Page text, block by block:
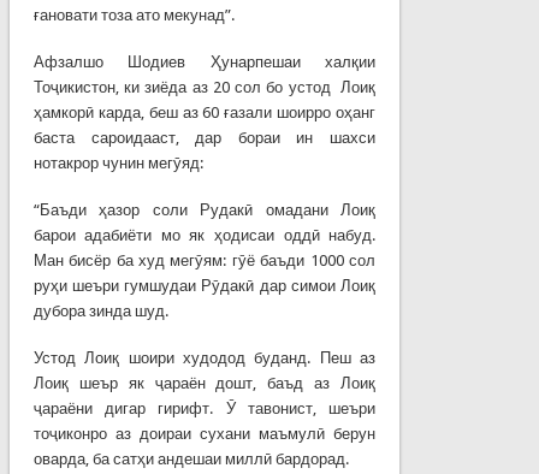
ғановати тоза ато мекунад”.
Афзалшо Шодиев Ҳунарпешаи халқии
Тоҷикистон, ки зиёда аз 20 сол бо устод Лоиқ
ҳамкорӣ карда, беш аз 60 ғазали шоирро оҳанг
баста сароидааст, дар бораи ин шахси
нотакрор чунин мегӯяд:
“Баъди ҳазор соли Рудакӣ омадани Лоиқ
барои адабиёти мо як ҳодисаи оддӣ набуд.
Ман бисёр ба худ мегӯям: гӯё баъди 1000 сол
руҳи шеъри гумшудаи Рӯдакӣ дар симои Лоиқ
дубора зинда шуд.
Устод Лоиқ шоири худодод буданд. Пеш аз
Лоиқ шеър як ҷараён дошт, баъд аз Лоиқ
ҷараёни дигар гирифт. Ӯ тавонист, шеъри
тоҷиконро аз доираи сухани маъмулӣ берун
оварда, ба сатҳи андешаи миллӣ бардорад.